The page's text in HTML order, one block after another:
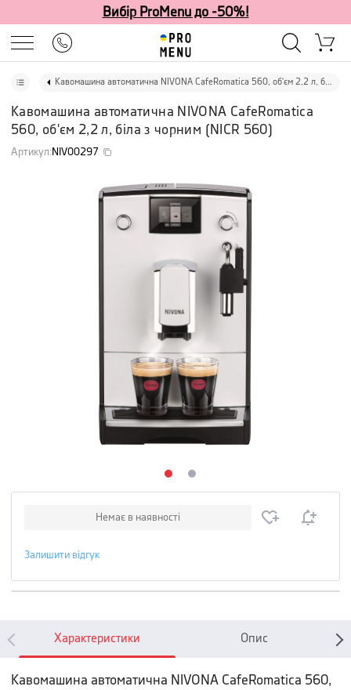
Вибір ProMenu до -50%!
Кавомашина автоматична NIVONA CafeRomatica 560, об'єм 2,2 л, біла з чорним
Кавомашина автоматична NIVONA CafeRomatica
560, об'єм 2,2 л, біла з чорним ( NICR 560)
Артикул:NIV00297
Немає в наявності
Залишити відгук
Характеристики Опис
Кавомашина автоматична NIVONA CafeRomatica 560,